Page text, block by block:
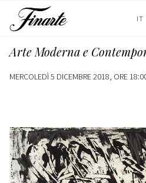
IT
Arte Moderna e
MERCOLEDÌ 5 DICEMBRE 2018, ORE